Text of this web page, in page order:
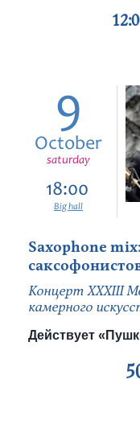
9
October
saturday
18:00
Big hall
Saxophone
Концерт XXXIII
камерного
Действует